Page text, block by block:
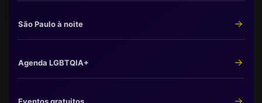
São Paulo à noite
Agenda LGBTQIA+